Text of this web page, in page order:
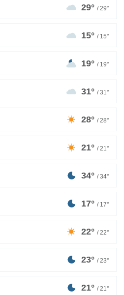
29° / 29°
15° / 15°
19° / 19°
31° / 31°
28° / 28°
21° / 21°
34° / 34°
17° / 17°
22° / 22°
23° / 23°
21° / 21°